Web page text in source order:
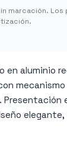
marcación.
en aluminio